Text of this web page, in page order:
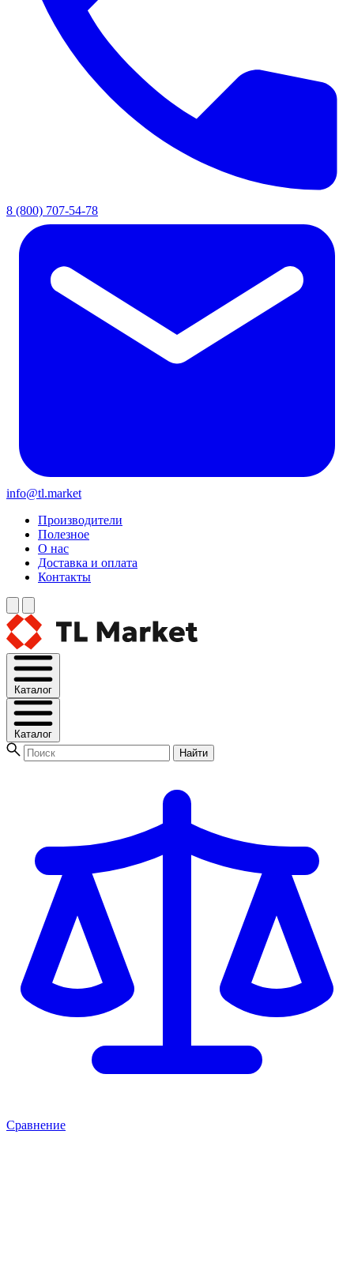
8 (800) 707-54-78
info@tl.market
Производители
Полезное
О нас
Доставка и оплата
Контакты
Каталог
Каталог
Найти
Сравнение